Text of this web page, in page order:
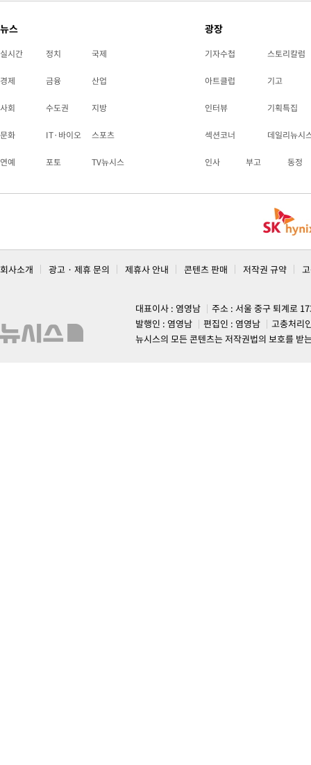
뉴스
실시간 정치 국제
경제 금융 산업
사회 수도권 지방
문화 IT·바이오 스포츠
연예 포토 TV뉴시스
광장
기자수첩 스토리칼럼
아트클럽 기고
인터뷰 기획특집
섹션코너 데일리뉴시
인사 부고 동정
회사소개 광고 · 제휴 문의 제휴사 안내 콘텐츠 판매 저작권 규약
대표이사 : 염영남
주소 : 서울 중구 퇴계로
발행인 : 염영남
편집인 : 염영남
고충처리
뉴시스의 모든 콘텐츠는 저작권법의 보호를